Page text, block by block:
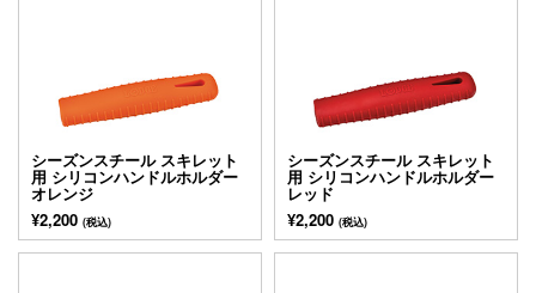
シーズンスチール スキレット
用 シリコンハンドルホルダー
オレンジ
¥2,200 (税込)
シーズンスチール スキレット
用 シリコンハンドルホルダー
レッド
¥2,200 (税込)